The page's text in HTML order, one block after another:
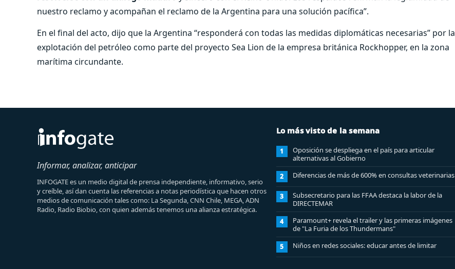
nuestro reclamo y acompañan el reclamo de la Argentina para una solución pacífica”.
En el final del acto, dijo que la Argentina “responderá con todas las medidas diplomáticas necesarias” por la
explotación del petróleo como parte del proyecto Sea Lion de la empresa británica Rockhopper, en la zona
marítima circundante.
Informar, analizar, anticipar
INFOGATE es un medio digital de prensa independiente, informativo, serio
y creíble, así dan cuenta las referencias a notas periodística que hacen otros
medios de comunicación tales como: La Segunda, CNN Chile, MEGA, ADN
Radio, Radio Biobio, con quien además tenemos una alianza estratégica.
Lo más visto de la semana
1
Oposición se despliega en el país para articular
alternativas al Gobierno
2 Diferencias de más de 600% en consultas veterinarias
3
Subsecretario para las FFAA destaca la labor de la
DIRECTEMAR
4
Paramount+ revela el trailer y las primeras imágenes
de "La Furia de los Thundermans"
5 Niños en redes sociales: educar antes de limitar